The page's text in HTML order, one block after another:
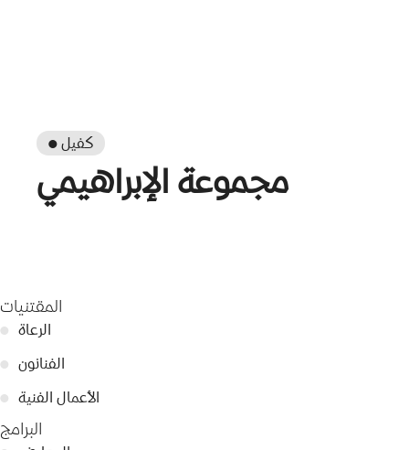
● كفيل
مجموعة الإبراهيمي
المقتنيات
● الرعاة
● الفنانون
● الأعمال الفنية
البرامج